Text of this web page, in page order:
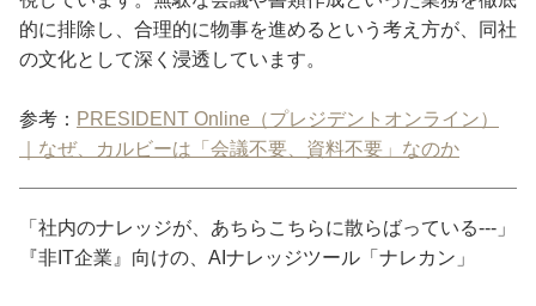
的に排除し、合理的に物事を進めるという考え方が、同社
の文化として深く浸透しています。
参考： PRESIDENT Online（プレジデントオンライン）
｜なぜ、カルビーは「会議不要、資料不要」なのか
「社内のナレッジが、あちらこちらに散らばっている---」
『非IT企業』向けの、AIナレッジツール「ナレカン」